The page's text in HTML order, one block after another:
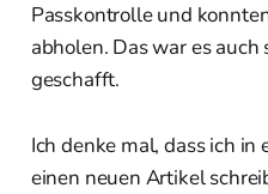
Passkontrolle und
abholen. Das war es
geschafft.
Ich denke mal, dass ich
einen neuen Artikel